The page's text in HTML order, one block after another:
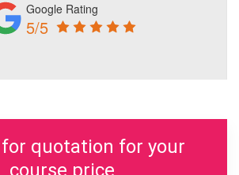
Google Rating
5/5
quotation for your
course price